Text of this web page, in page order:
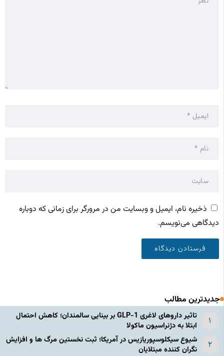
ذخیره نام، ایمیل و وبسایت من در مرورگر برای زمانی که دوباره
دیدگاهی می‌نویسم.
جدیدترین مطالب
تاثیر داروهای لاغری GLP-1 بر بینایی سالمندان؛ کاهش احتمال
ابتلا به دژنراسیون ماکولا
شیوع سیکلوسپوریازیس در آمریکا؛ ثبت نخستین مرگ ها و افزایش
نگران کننده مبتلایان